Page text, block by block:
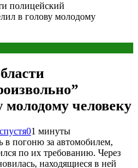
полицейский
в голову молодому
молодому человеку
01 минуты
погоню за автомобилем,
по их требованию. Через
находящиеся в ней